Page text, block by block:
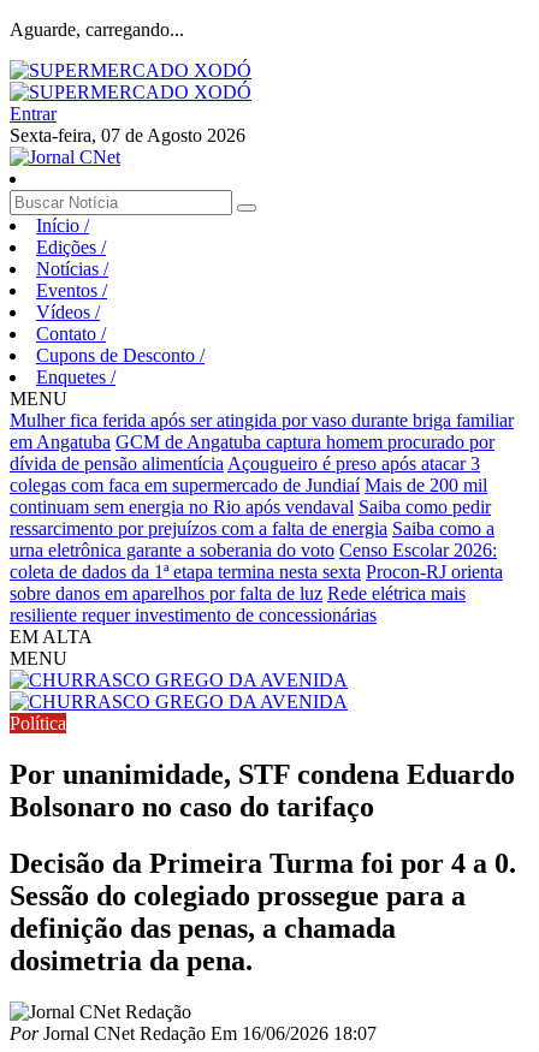
Aguarde, carregando...
Entrar
Sexta-feira, 07 de Agosto 2026
Início /
Edições /
Notícias /
Eventos /
Vídeos /
Contato /
Cupons de Desconto /
Enquetes /
MENU
Mulher fica ferida após ser atingida por vaso durante briga familiar
em Angatuba GCM de Angatuba captura homem procurado por
dívida de pensão alimentícia Açougueiro é preso após atacar 3
colegas com faca em supermercado de Jundiaí Mais de 200 mil
continuam sem energia no Rio após vendaval Saiba como pedir
ressarcimento por prejuízos com a falta de energia Saiba como a
urna eletrônica garante a soberania do voto Censo Escolar 2026:
coleta de dados da 1ª etapa termina nesta sexta Procon-RJ orienta
sobre danos em aparelhos por falta de luz Rede elétrica mais
resiliente requer investimento de concessionárias
EM ALTA
MENU
Política
Por unanimidade, STF condena Eduardo
Bolsonaro no caso do tarifaço
Decisão da Primeira Turma foi por 4 a 0.
Sessão do colegiado prossegue para a
definição das penas, a chamada
dosimetria da pena.
PorJornal CNet Redação Em 16/06/2026 18:07